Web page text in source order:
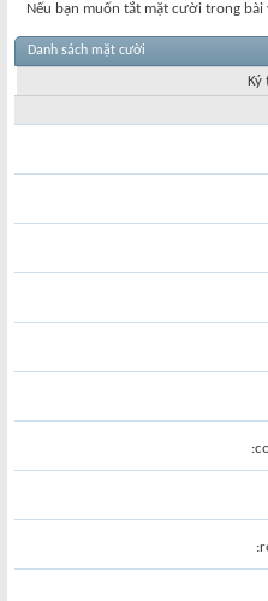
Nếu bạn muốn tắt mặt cười trong
Danh sách mặt cười
Ký